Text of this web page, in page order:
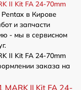
II Kit FA 24-70mm
в Кирове
и запчасти
- мы в сервисном
II Kit FA 24-70mm
заказа на
MARK II Kit FA 24-